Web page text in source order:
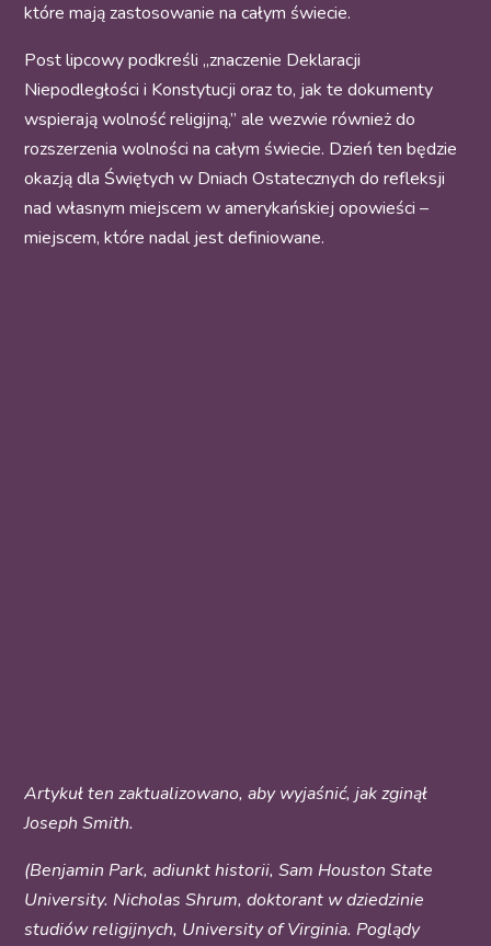
które mają zastosowanie na całym świecie.
Post lipcowy podkreśli „znaczenie Deklaracji
Niepodległości i Konstytucji oraz to, jak te dokumenty
wspierają wolność religijną,” ale wezwie również do
rozszerzenia wolności na całym świecie. Dzień ten będzie
okazją dla Świętych w Dniach Ostatecznych do refleksji
nad własnym miejscem w amerykańskiej opowieści –
miejscem, które nadal jest definiowane.
Artykuł ten zaktualizowano, aby wyjaśnić, jak zginął
Joseph Smith.
(Benjamin Park, adiunkt historii, Sam Houston State
University. Nicholas Shrum, doktorant w dziedzinie
studiów religijnych, University of Virginia. Poglądy